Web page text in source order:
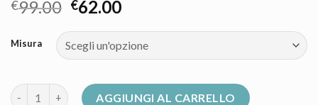
€99.00 €62.00
Misura
piumini save the duck quantitàAGGIUNGI AL CARRELLO